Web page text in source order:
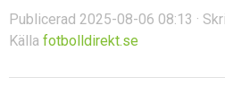
Publicerad 2025-08-06 08:13 ·
Källa fotbolldirekt.se